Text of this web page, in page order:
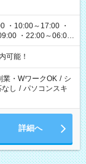
・10:00～17:00 ・
・22:00～06:00
可能！
業・WワークOK / シ
し / パソコンスキ
詳細へ